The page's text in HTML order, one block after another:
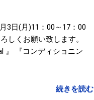
3日(月)11：00～17：00
しくお願い致します。
』 『コンディショニン
続きを読む